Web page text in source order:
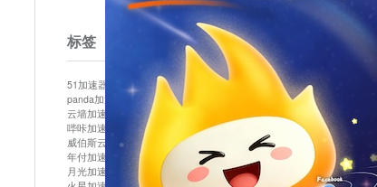
标签
51加速器 bitznet hidecat i7加速器
kuai500
panda加速器
snap加速器 vp加速器
中信加速器
云墙加速器
云速加速器
哔咔加速器
哔咔哔咔加速器 喵云 回锅肉加速器
威伯斯云
小明加速器 小蓝鸟加速器
布谷vp加速器
年付加速器
心阶云 快连 怎么上外网
易飞加速器
月光加速器
机场加速器 松果云 梯子加速器